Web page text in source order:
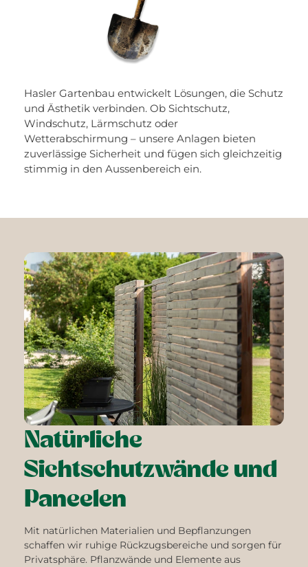
Hasler Gartenbau entwickelt Lösungen, die Schutz
und Ästhetik verbinden. Ob Sichtschutz,
Windschutz, Lärmschutz oder
Wetterabschirmung – unsere Anlagen bieten
zuverlässige Sicherheit und fügen sich gleichzeitig
stimmig in den Aussenbereich ein.
Natürliche
Sichtschutzwände und
Paneelen
Mit natürlichen Materialien und Bepflanzungen
schaffen wir ruhige Rückzugsbereiche und sorgen für
Privatsphäre. Pflanzwände und Elemente aus